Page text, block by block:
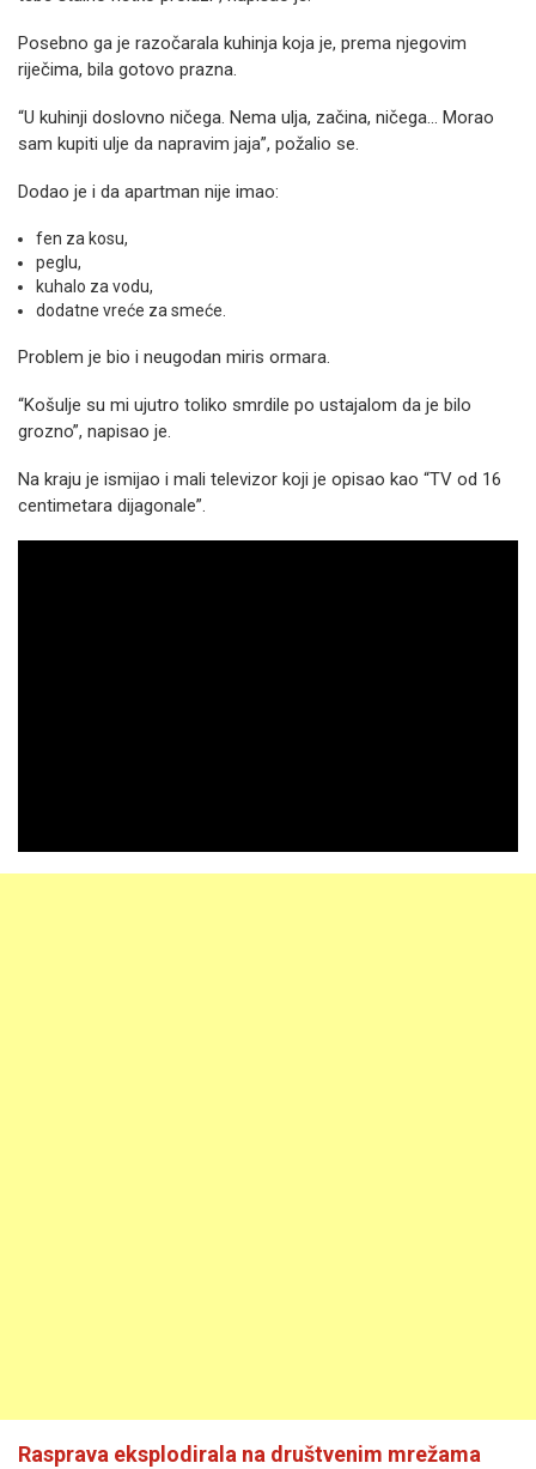
Posebno ga je razočarala kuhinja koja je, prema njegovim
riječima, bila gotovo prazna.
“U kuhinji doslovno ničega. Nema ulja, začina, ničega… Morao
sam kupiti ulje da napravim jaja”, požalio se.
Dodao je i da apartman nije imao:
fen za kosu,
peglu,
kuhalo za vodu,
dodatne vreće za smeće.
Problem je bio i neugodan miris ormara.
“Košulje su mi ujutro toliko smrdile po ustajalom da je bilo
grozno”, napisao je.
Na kraju je ismijao i mali televizor koji je opisao kao “TV od 16
centimetara dijagonale”.
Rasprava eksplodirala na društvenim mrežama